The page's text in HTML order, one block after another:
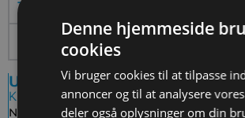
Til læreren
Undervisningsaktivitet
Kategorier
Niveau: Dagtilbud
Denne hjemmeside
cookies
Vi bruger cookies til at tilpasse
annoncer og til at analysere
deler også oplysninger om din